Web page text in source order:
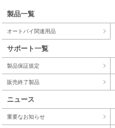
製品一覧
オートバイ関連用品
サポート一覧
製品保証規定
販売終了製品
ニュース
重要なお知らせ